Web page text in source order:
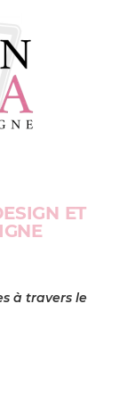
ET
à travers le